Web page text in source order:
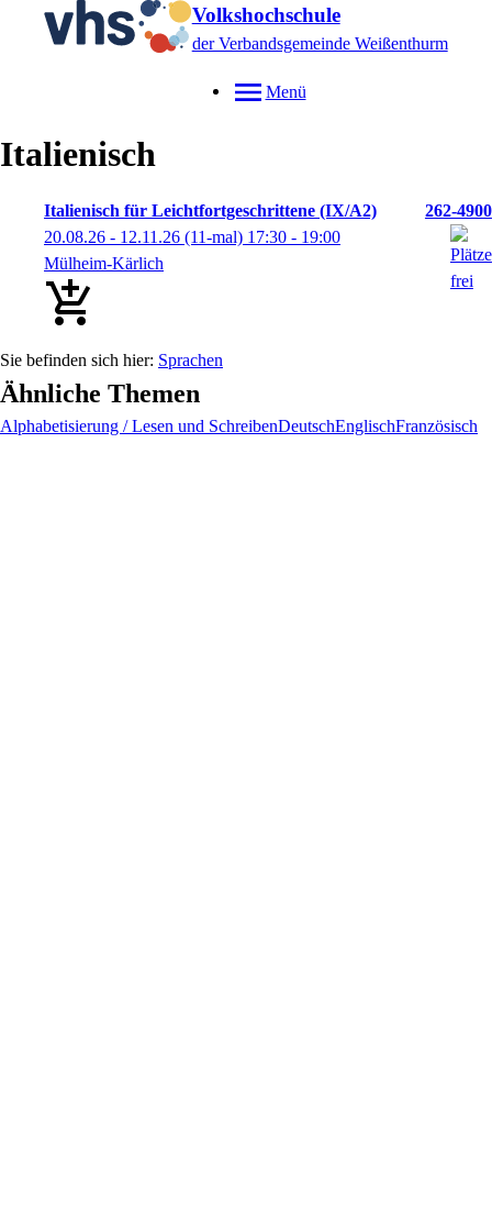
Volkshochschule
der Verbandsgemeinde Weißenthurm
Menü
Italienisch
Italienisch für Leichtfortgeschrittene (IX/A2)
262-4900
20.08.26 - 12.11.26 (11-mal) 17:30 - 19:00
Mülheim-Kärlich
Sprachen
Ähnliche Themen
Alphabetisierung / Lesen und SchreibenDeutschEnglischFranzösisch